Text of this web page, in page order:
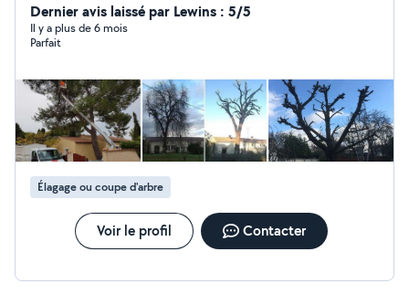
Dernier avis laissé par Lewins : 5/5
Il y a plus de 6 mois
Parfait
Élagage ou coupe d'arbre
Voir le profil Contacter